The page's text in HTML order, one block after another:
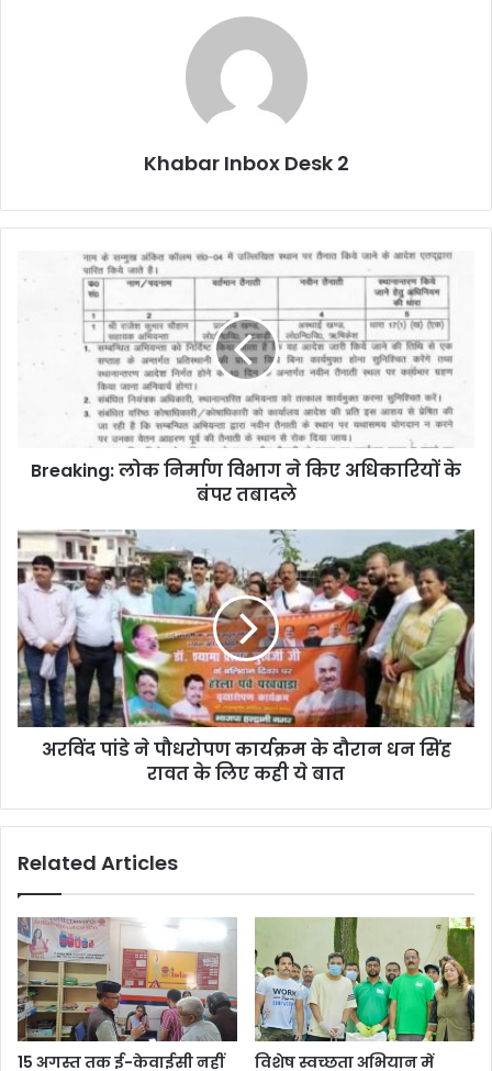
Khabar Inbox Desk 2
लोक
तबादले
Breaking: लोक निर्माण विभाग ने किए अधिकारियों के
बंपर तबादले
अरविंद
पांडे
ने
पौधरोपण
कार्यक्रम
के
दौरान
धन
सिंह
बात
अरविंद पांडे ने पौधरोपण कार्यक्रम के दौरान धन सिंह
रावत के लिए कही ये बात
Related Articles
15 अगस्त तक ई-केवाईसी नहीं विशेष स्वच्छता अभियान में